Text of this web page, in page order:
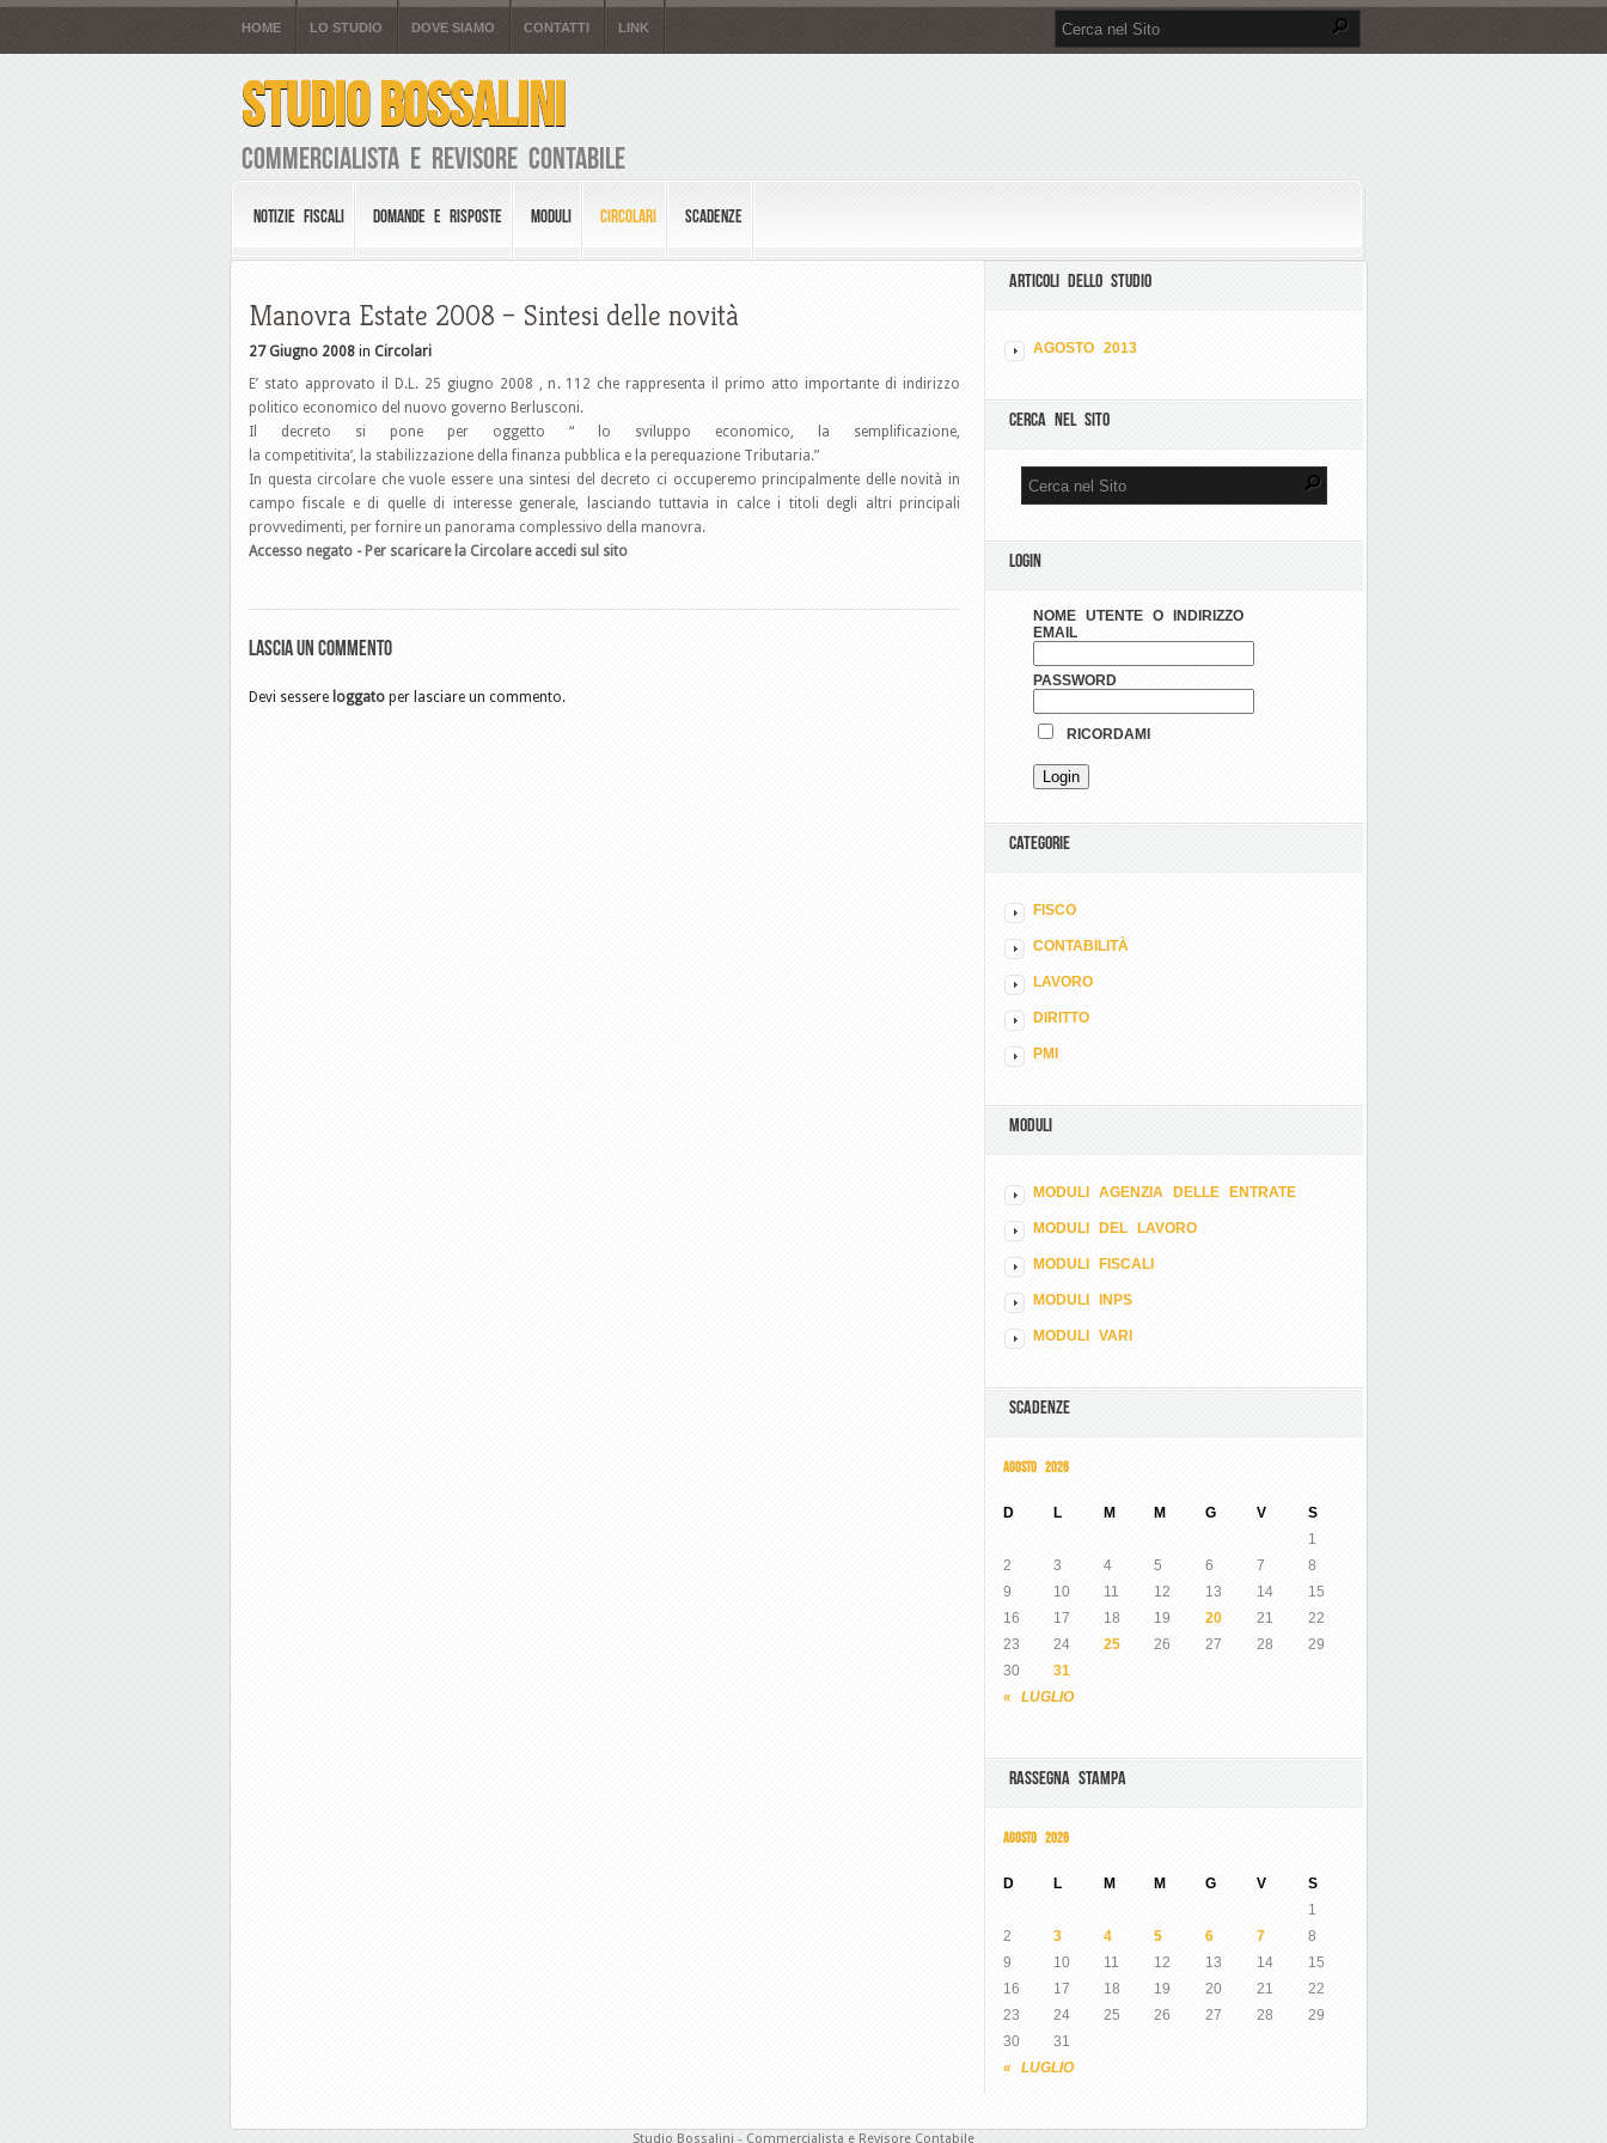
HOME LO STUDIO DOVE SIAMO CONTATTI LINK
STUDIO BOSSALINI
Commercialista e Revisore Contabile
NOTIZIE FISCALI DOMANDE E RISPOSTE MODULI CIRCOLARI SCADENZE
Manovra Estate 2008 – Sintesi delle novità
27 Giugno 2008 in Circolari
E’ stato approvato il D.L. 25 giugno 2008 , n. 112 che rappresenta il primo atto importante di indirizzo
politico economico del nuovo governo Berlusconi.
Il decreto si pone per oggetto “ lo sviluppo economico, la semplificazione,
la competitivita’, la stabilizzazione della finanza pubblica e la perequazione Tributaria.”
In questa circolare che vuole essere una sintesi del decreto ci occuperemo principalmente delle novità in
campo fiscale e di quelle di interesse generale, lasciando tuttavia in calce i titoli degli altri principali
provvedimenti, per fornire un panorama complessivo della manovra.
Accesso negato - Per scaricare la Circolare accedi sul sito
Lascia un commento
Devi sessere loggato per lasciare un commento.
ARTICOLI DELLO STUDIO
AGOSTO 2013
CERCA NEL SITO
LOGIN
NOME UTENTE O INDIRIZZO
EMAIL
PASSWORD
RICORDAMI
CATEGORIE
FISCO
CONTABILITÀ
LAVORO
DIRITTO
PMI
MODULI
MODULI AGENZIA DELLE ENTRATE
MODULI DEL LAVORO
MODULI FISCALI
MODULI INPS
MODULI VARI
SCADENZE
AGOSTO 2026
D L M M G V S
« LUGLIO
1
2
3 4 5 6 7
8
9
10 11 12 13 14
15
16
17 18 19 20 21
22
23
24 25 26 27 28
29
30
31
RASSEGNA STAMPA
AGOSTO 2026
D L M M G V S
« LUGLIO
1
2
3 4 5 6 7
8
9
10 11 12 13 14
15
16
17 18 19 20 21
22
23
24 25 26 27 28
29
30
31
Studio Bossalini - Commercialista e Revisore Contabile